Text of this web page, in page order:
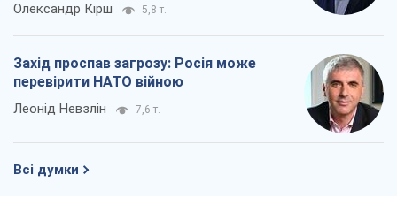
Олександр Кірш 5,8 т.
Захід проспав загрозу: Росія може
перевірити НАТО війною
Леонід Невзлін 7,6 т.
Всі думки